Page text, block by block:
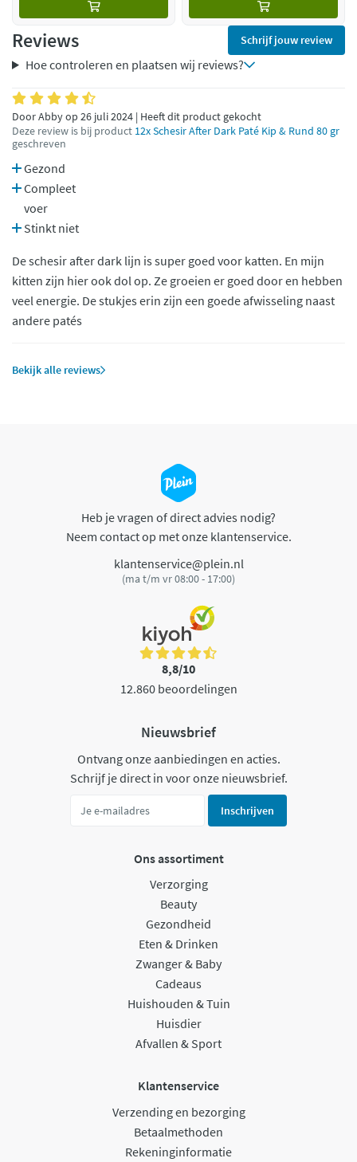
Reviews Schrijf jouw review
Hoe controleren en plaatsen wij reviews?
Door Abby op 26 juli 2024 | Heeft dit product gekocht
Deze review is bij product 12x Schesir After Dark Paté Kip & Rund 80 gr
geschreven
Gezond
Compleet
voer
Stinkt niet
De schesir after dark lijn is super goed voor katten. En mijn
kitten zijn hier ook dol op. Ze groeien er goed door en hebben
veel energie. De stukjes erin zijn een goede afwisseling naast
andere patés
Bekijk alle reviews
Heb je vragen of direct advies nodig?
Neem contact op met onze klantenservice.
klantenservice@plein.nl
(ma t/m vr 08:00 - 17:00)
8,8/10
12.860 beoordelingen
Nieuwsbrief
Ontvang onze aanbiedingen en acties.
Schrijf je direct in voor onze nieuwsbrief.
Inschrijven
Ons assortiment
Verzorging
Beauty
Gezondheid
Eten & Drinken
Zwanger & Baby
Cadeaus
Huishouden & Tuin
Huisdier
Afvallen & Sport
Klantenservice
Verzending en bezorging
Betaalmethoden
Rekeninginformatie